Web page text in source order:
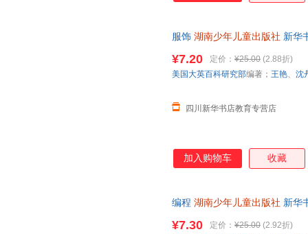
服饰 湖南少年儿童出版社 新华
¥7.20 定价： ¥25.00 (2.88折)
四川新华书店教育专营店
美国大英百科研究部编著； 王艳、 沈
加入购物车 收藏
编程 湖南少年儿童出版社 新华
¥7.30 定价： ¥25.00 (2.92折)